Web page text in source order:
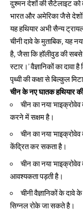
दुश्मन देशों की सैटेलाइट
भारत और अमेरिका जैसे देशों
यह हथियार अभी सैन्य
चीनी दावे के मुताबिक, यह
है, जैसा कि हॉलीवुड की सबसे
स्टार।’ वैज्ञानिकों का
पृथ्वी की कक्षा से बिल्कुल
चीन के नए घातक हथियार
चीन का नया
करने में सक्षम है।
चीन का नया
केंद्रित कर सकता है।
चीन का नया
आवश्यकता पड़ती है।
चीनी वैज्ञानिकों के
सिग्नल रोके जा सकते है।